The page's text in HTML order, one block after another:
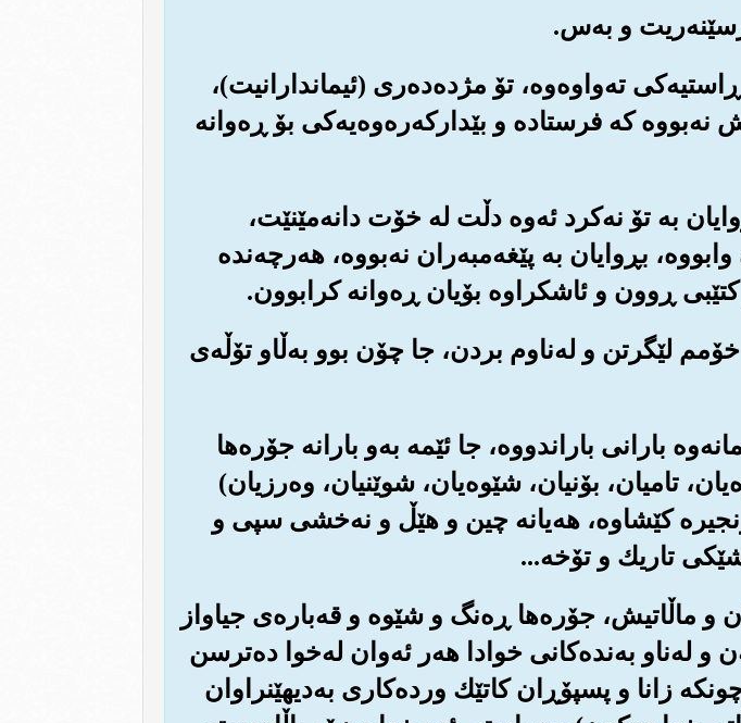
ته‌واوه‌وه‌، تۆ مژده‌ده‌ری (ئیماندارانیت)،
که فرستاده و بێدارکه‌ره‌وه‌یه‌کی بۆ ڕه‌وانه
به تۆ نه‌کرد ئه‌وه دڵت له خۆت دانه‌مێنێت،
بڕوایان به پێغه‌مبه‌ران نه‌بووه‌، هه‌رچه‌نده
ڕوون و ئاشکراوه بۆیان ڕه‌وانه کرابوون.
لێگرتن و له‌ناوم بردن، جا چۆن بوو به‌ڵاو تۆڵه‌ی
بارانی باراندووه‌، جا ئێمه به‌و بارانه جۆره‌ها
تامیان، بۆنیان، شێوه‌یان، شوێنیان، وه‌رزیان)
کێشاوه‌، هه‌یانه چین و هێڵ و نه‌خشی سپی و
تاریك و تۆخه‌...
و ماڵاتیش، جۆره‌ها ڕه‌نگ و شێوه و قه‌باره‌ی جیاواز
و له‌ناو به‌نده‌کانی خوادا هه‌ر ئه‌وان له‌خوا ده‌ترسن
زانا و پسپۆڕان کاتێك ورده‌کاری به‌دیهێنراوان